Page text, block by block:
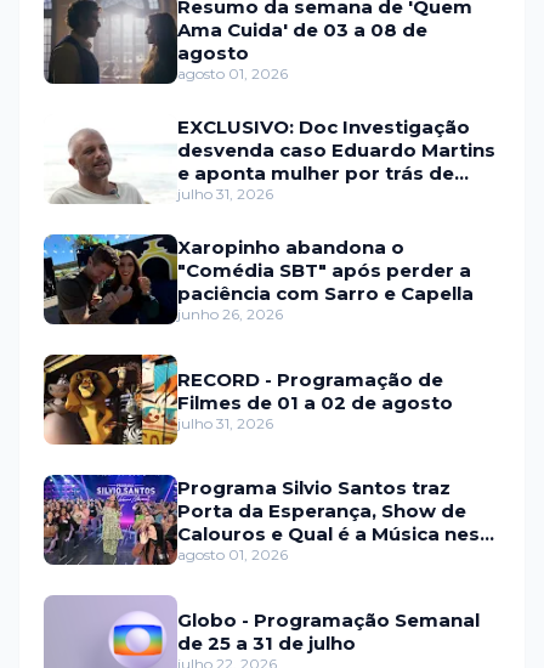
Resumo da semana de 'Quem
Ama Cuida' de 03 a 08 de
agosto
agosto 01, 2026
EXCLUSIVO: Doc Investigação
desvenda caso Eduardo Martins
e aponta mulher por trás de
fraude internacional
julho 31, 2026
Xaropinho abandona o
"Comédia SBT" após perder a
paciência com Sarro e Capella
junho 26, 2026
RECORD - Programação de
Filmes de 01 a 02 de agosto
julho 31, 2026
Programa Silvio Santos traz
Porta da Esperança, Show de
Calouros e Qual é a Música neste
domingo (2)
agosto 01, 2026
Globo - Programação Semanal
de 25 a 31 de julho
julho 22, 2026